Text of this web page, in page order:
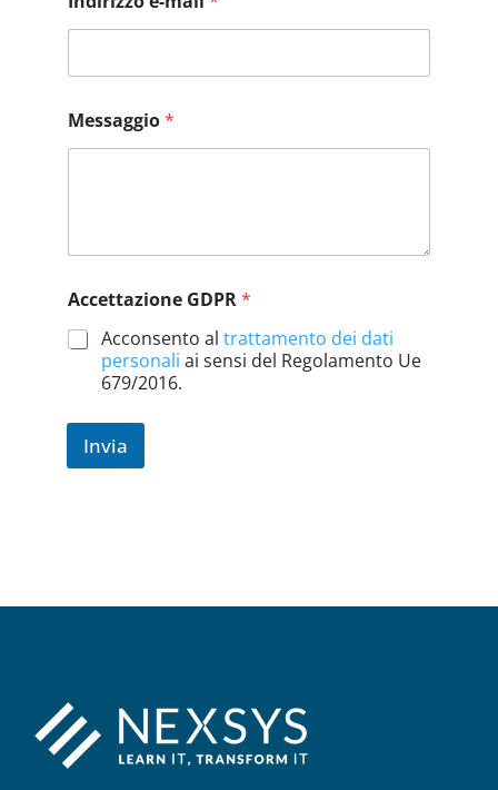
*
*
Messaggio*
Accettazione GDPR*
Acconsento al trattamento dei dati
personali ai sensi del Regolamento Ue
679/2016.
Invia